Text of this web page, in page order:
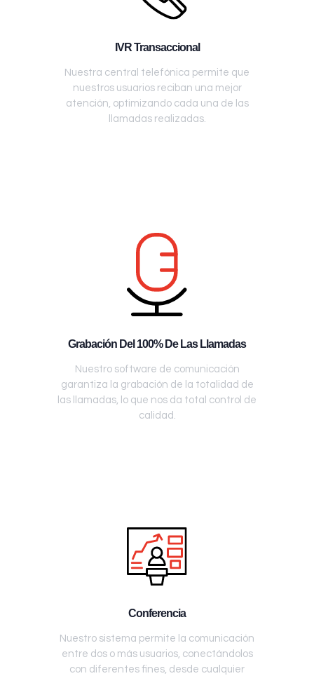
IVR Transaccional
Nuestra central telefónica permite que
nuestros usuarios reciban una mejor
atención, optimizando cada una de las
llamadas realizadas.
Grabación Del 100% De Las Llamadas
Nuestro software de comunicación
garantiza la grabación de la totalidad de
las llamadas, lo que nos da total control de
calidad.
Conferencia
Nuestro sistema permite la comunicación
entre dos o más usuarios, conectándolos
con diferentes fines, desde cualquier